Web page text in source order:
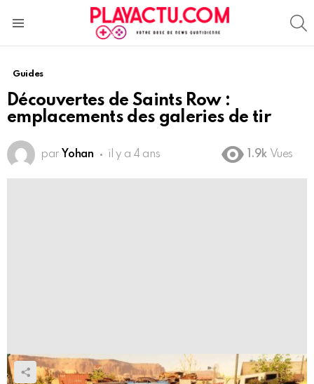
Guides
Découvertes de Saints Row :
emplacements des galeries de tir
par Yohan il y a 4 ans 1.9k Vues